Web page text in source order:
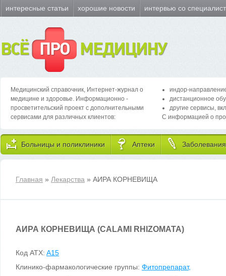
интересные статьи хорошие новости интервью со
ВСЁ ПРО МЕДИЦИНУ
Медицинский справочник, Интернет-журнал о
медицине и здоровье. Информационно -
просветительский проект с дополнительными
сервисами для различных клиентов:
индор-
дистанционное
другие сервисы,
С информацией о
Больницы и поликлиники Аптеки Заболевания
Главная » Лекарства » АИРА КОРНЕВИЩА
АИРА КОРНЕВИЩА (CALAMI RHIZOMATA)
Код ATX: A15
Клинико-фармакологические группы: Фитопрепарат,